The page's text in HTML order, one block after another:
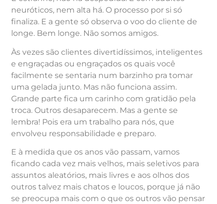
neuróticos, nem alta há. O processo por si só
finaliza. E a gente só observa o voo do cliente de
longe. Bem longe. Não somos amigos.
Às vezes são clientes divertidíssimos, inteligentes
e engraçadas ou engraçados os quais você
facilmente se sentaria num barzinho pra tomar
uma gelada junto. Mas não funciona assim.
Grande parte fica um carinho com gratidão pela
troca. Outros desaparecem. Mas a gente se
lembra! Pois era um trabalho para nós, que
envolveu responsabilidade e preparo.
E à medida que os anos vão passam, vamos
ficando cada vez mais velhos, mais seletivos para
assuntos aleatórios, mais livres e aos olhos dos
outros talvez mais chatos e loucos, porque já não
se preocupa mais com o que os outros vão pensar